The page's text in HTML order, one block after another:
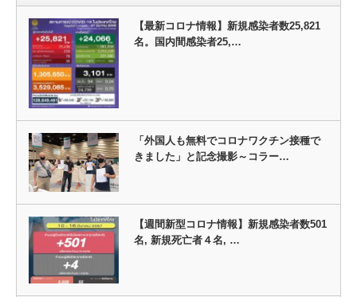
【最新コロナ情報】新規感染者数25,821
名。国内間感染者25,…
「外国人も無料でコロナワクチン接種で
きました」と記念撮影～コラー…
【週間新型コロナ情報】新規感染者数501
名, 新規死亡者４名, …